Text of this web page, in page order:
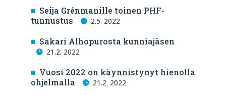
Seija Grénmanille toinen PHF-
tunnustus
2.5. 2022
Sakari Alhopurosta kunniajäsen
21.2. 2022
Vuosi 2022 on käynnistynyt hienolla
ohjelmalla
21.2. 2022